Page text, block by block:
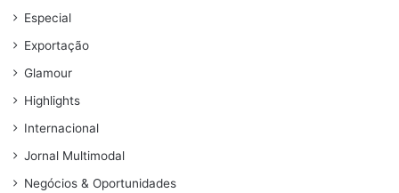
Especial
Exportação
Glamour
Highlights
Internacional
Jornal Multimodal
Negócios & Oportunidades